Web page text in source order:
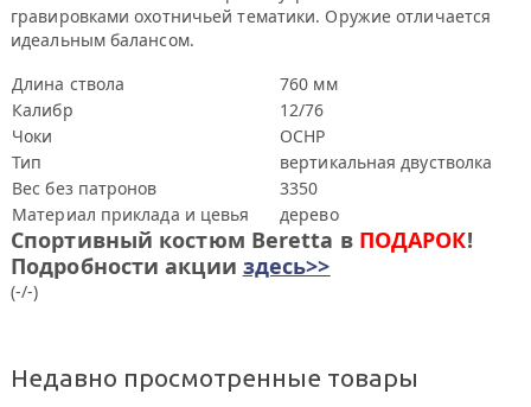
гравировками охотничьей тематики. Оружие отличается
идеальным балансом.
Длина ствола
760 мм
Калибр
12/76
Чоки
OCHP
Тип
вертикальная двустволка
Вес без патронов
3350
Материал приклада и цевья
дерево
Спортивный костюм Beretta в ПОДАРОК!
Подробности акции здесь>>
(-/-)
Недавно просмотренные товары